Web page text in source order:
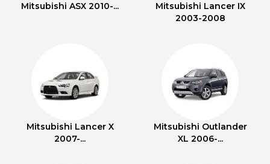
Mitsubishi ASX 2010-...
Mitsubishi Lancer IX
2003-2008
Mitsubishi Lancer X
2007-...
Mitsubishi Outlander
XL 2006-...